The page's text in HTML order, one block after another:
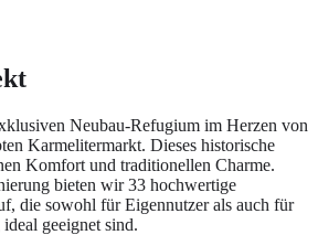
Neubau-Refugium im Herzen von
Karmelitermarkt. Dieses historische
Komfort und traditionellen Charme.
bieten wir 33 hochwertige
die sowohl für Eigennutzer als auch für
geeignet sind.